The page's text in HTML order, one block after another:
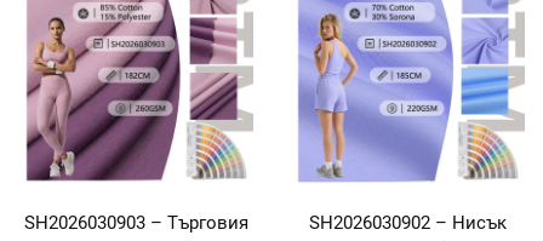
SH2026030903 – Търговия
SH2026030902 – Нисък